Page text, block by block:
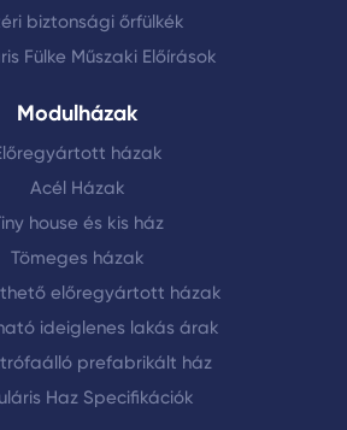
biztonsági őrfülkék
Fülke Műszaki Előírások
Modulházak
házak
Acél Házak
house és kis ház
Tömeges házak
előregyártott házak
ideiglenes lakás árak
prefabrikált ház
Haz Specifikációk